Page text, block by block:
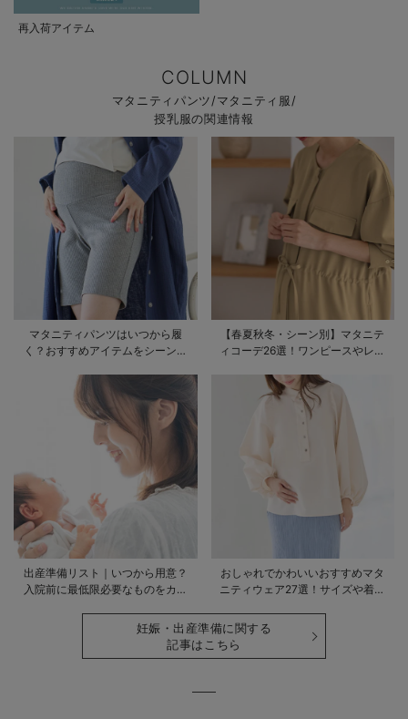
再入荷アイテム
COLUMN
マタニティパンツ/マタニティ服/
授乳服の関連情報
マタニティパンツはいつから履
く？おすすめアイテムをシーン別
【春夏秋冬・シーン別】マタニテ
ィコーデ26選！ワンピースやレギ
出産準備リスト｜いつから用意？
入院前に最低限必要なものをカテ
おしゃれでかわいいおすすめマタ
ニティウェア27選！サイズや着る
妊娠・出産準備に関する
記事はこちら